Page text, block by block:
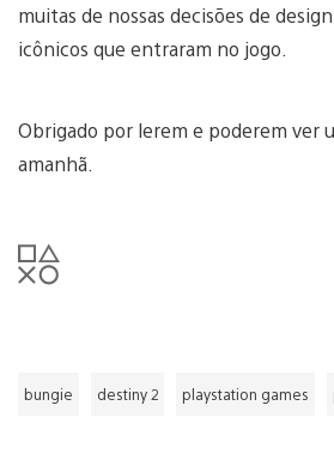
muitas de nossas decisões de
icônicos que entraram no jogo.
Obrigado por lerem e poderem ver
amanhã.
bungie destiny 2 playstation games